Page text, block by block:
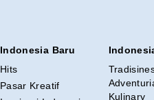
Indonesia Baru
Hits
Pasar Kreatif
Kulinary